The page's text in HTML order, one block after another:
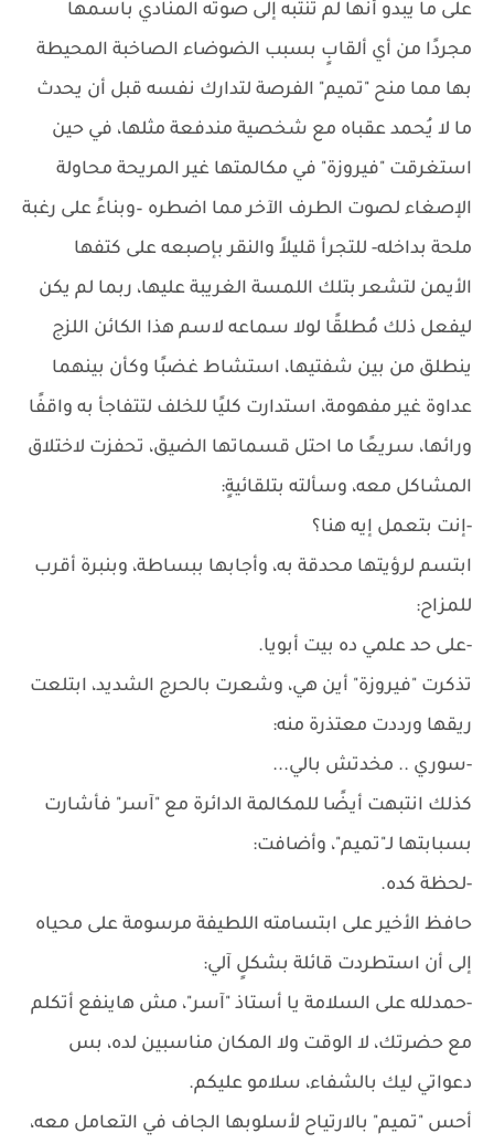
على ما يبدو أنها لم تنتبه إلى صوته المنادي باسمها
مجردًا من أي ألقابٍ بسبب الضوضاء الصاخبة المحيطة
بها مما منح "تميم" الفرصة لتدارك نفسه قبل أن يحدث
ما لا يُحمد عقباه مع شخصية مندفعة مثلها، في حين
استغرقت "فيروزة" في مكالمتها غير المريحة محاولة
الإصغاء لصوت الطرف الآخر مما اضطره –وبناءً على رغبة
ملحة بداخله- للتجرأ قليلاً والنقر بإصبعه على كتفها
الأيمن لتشعر بتلك اللمسة الغريبة عليها، ربما لم يكن
ليفعل ذلك مُطلقًا لولا سماعه لاسم هذا الكائن اللزج
ينطلق من بين شفتيها، استشاط غضبًا وكأن بينهما
عداوة غير مفهومة، استدارت كليًا للخلف لتتفاجأ به واقفًا
ورائها، سريعًا ما احتل قسماتها الضيق، تحفزت لاختلاق
المشاكل معه، وسألته بتلقائيةٍ:
-إنت بتعمل إيه هنا؟
ابتسم لرؤيتها محدقة به، وأجابها ببساطة، وبنبرة أقرب
للمزاح:
-على حد علمي ده بيت أبويا.
تذكرت "فيروزة" أين هي، وشعرت بالحرج الشديد، ابتلعت
ريقها ورددت معتذرة منه:
-سوري .. مخدتش بالي...
كذلك انتبهت أيضًا للمكالمة الدائرة مع "آسر" فأشارت
بسبابتها لـ"تميم"، وأضافت:
-لحظة كده.
حافظ الأخير على ابتسامته اللطيفة مرسومة على محياه
إلى أن استطردت قائلة بشكلٍ آلي:
-حمدلله على السلامة يا أستاذ "آسر"، مش هاينفع أتكلم
مع حضرتك، لا الوقت ولا المكان مناسبين لده، بس
دعواتي ليك بالشفاء، سلامو عليكم.
أحس "تميم" بالارتياح لأسلوبها الجاف في التعامل معه،